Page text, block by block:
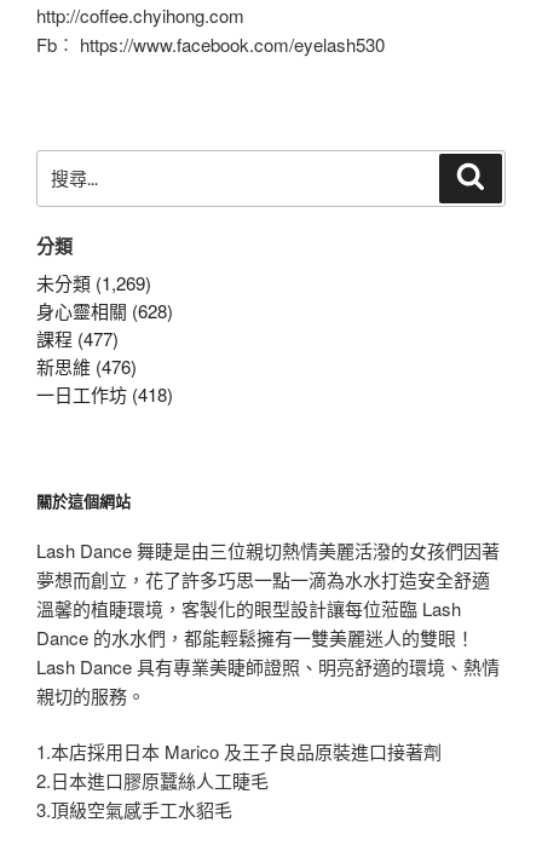
http://coffee.chyihong.com
Fb︰ https://www.facebook.com/eyelash530
尋
鍵
字:
分類
未分類 (1,269)
身心靈相關 (628)
課程 (477)
新思維 (476)
一日工作坊 (418)
關於這個網站
Lash Dance 舞睫是由三位親切熱情美麗活潑的女孩們因著
夢想而創立，花了許多巧思一點一滴為水水打造安全舒適
溫馨的植睫環境，客製化的眼型設計讓每位蒞臨 Lash
Dance 的水水們，都能輕鬆擁有一雙美麗迷人的雙眼！
Lash Dance 具有專業美睫師證照、明亮舒適的環境、熱情
親切的服務。
1.本店採用日本 Marico 及王子良品原裝進口接著劑
2.日本進口膠原蠶絲人工睫毛
3.頂級空氣感手工水貂毛